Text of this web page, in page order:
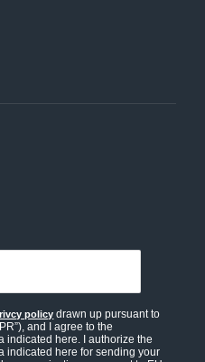
policy drawn up pursuant to
and I agree to the
indicated here. I authorize the
indicated here for sending your